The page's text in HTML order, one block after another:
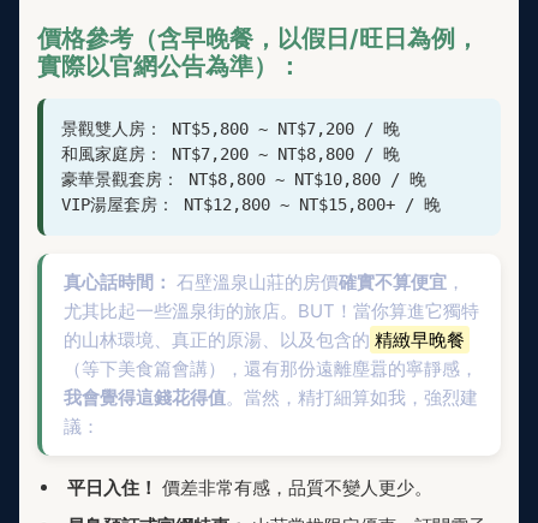
價格參考（含早晚餐，以假日/旺日為例，
實際以官網公告為準）：
景觀雙人房： NT$5,800 ~ NT$7,200 / 晚
和風家庭房： NT$7,200 ~ NT$8,800 / 晚
豪華景觀套房： NT$8,800 ~ NT$10,800 / 晚
VIP湯屋套房： NT$12,800 ~ NT$15,800+ / 晚
真心話時間： 石壁溫泉山莊的房價確實不算便宜 ，
尤其比起一些溫泉街的旅店。BUT！當你算進它獨特
的山林環境、真正的原湯、以及包含的 精緻早晚餐
（等下美食篇會講），還有那份遠離塵囂的寧靜感，
我會覺得這錢花得值。當然，精打細算如我，強烈建
議：
平日入住！ 價差非常有感，品質不變人更少。